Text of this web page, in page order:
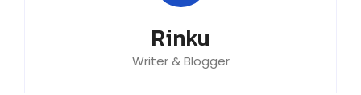
Rinku
Writer & Blogger